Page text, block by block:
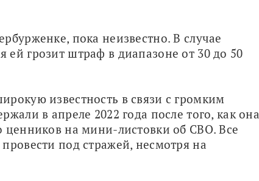
пока неизвестно. В случае
грозит штраф в диапазоне от 30 до 50
известность в связи с громким
в апреле 2022 года после того, как она
ценников на мини-листовки об СВО. Все
под стражей, несмотря на